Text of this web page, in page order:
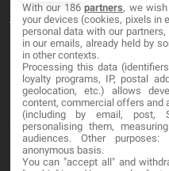
About
Blog
Contact
LEGAL
Cookies
With our 186partners, we
your devices (cookies, pixels in
personal data with our
in our emails, already held by
in other contexts.
Processing this data
loyalty programs, IP, postal
geolocation, etc.) allows
content, commercial offers and
(including by email, post,
personalising them,
audiences. Other
anonymous basis.
You can "accept all" and